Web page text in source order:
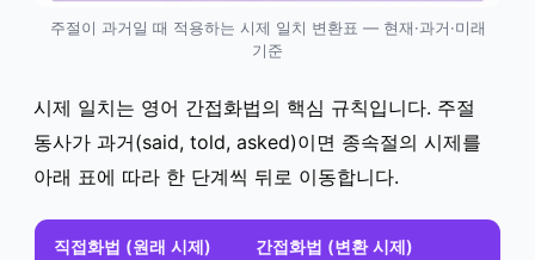
주절이 과거일 때 적용하는 시제 일치 변환표 — 현재·과거·미래
기준
시제 일치는 영어 간접화법의 핵심 규칙입니다. 주절
동사가 과거(said, told, asked)이면 종속절의 시제를
아래 표에 따라 한 단계씩 뒤로 이동합니다.
직접화법 (원래 시제) 간접화법 (변환 시제)